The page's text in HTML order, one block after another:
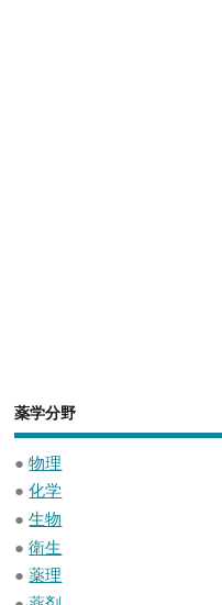
薬学分野
●物理
●化学
●生物
●衛生
●薬理